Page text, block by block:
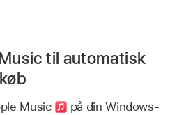
til automatisk
Music
på din Windows-